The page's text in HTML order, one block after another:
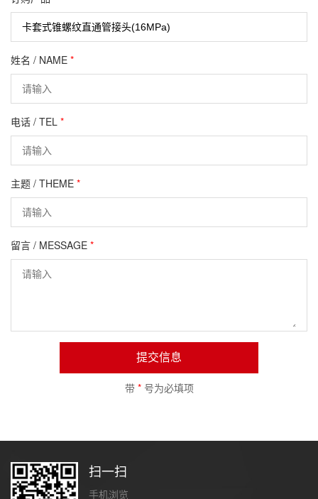
姓名 / NAME *
电话 / TEL *
主题 / THEME *
留言 / MESSAGE *
提交信息
带 *号为必填项
扫一扫
手机浏览